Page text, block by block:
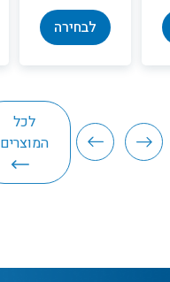
לבחירה
לכל
המוצרים